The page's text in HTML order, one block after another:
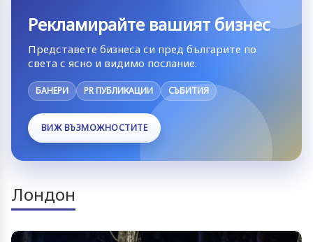
Рекламирайте вашият бизнес
Представете бизнеса си пред българите по
света с ясно и видимо послание.
БАНЕРИ PR ПУБЛИКАЦИИ СЪБИТИЯ
ВИЖ ВЪЗМОЖНОСТИТЕ
Лондон